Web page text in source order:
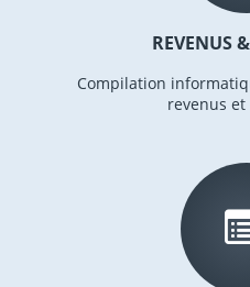
REVENUS
Compilation
revenus et